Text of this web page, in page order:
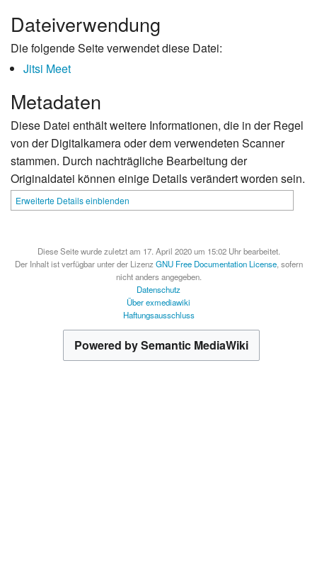
Dateiverwendung
Die folgende Seite verwendet diese Datei:
Jitsi Meet
Metadaten
Diese Datei enthält weitere Informationen, die in der Regel
von der Digitalkamera oder dem verwendeten Scanner
stammen. Durch nachträgliche Bearbeitung der
Originaldatei können einige Details verändert worden sein.
Erweiterte Details einblenden
Diese Seite wurde zuletzt am 17. April 2020 um 15:02 Uhr bearbeitet.
Der Inhalt ist verfügbar unter der Lizenz GNU Free Documentation License, sofern
nicht anders angegeben.
Datenschutz
Über exmediawiki
Haftungsausschluss
Powered by Semantic MediaWiki